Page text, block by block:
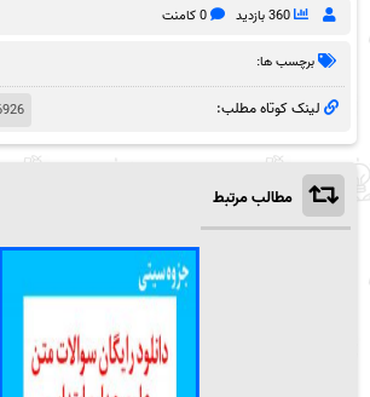
360 بازدید 0 کامنت
برچسب ها:
لینک کوتاه مطلب:
مطالب مرتبط